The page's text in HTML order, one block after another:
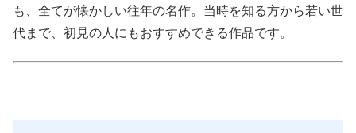
も、全てが懐かしい往年の名作。当時を知る方から若い世
代まで、初見の人にもおすすめできる作品です。